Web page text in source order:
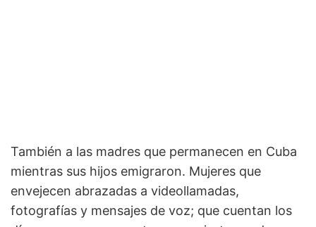
También a las madres que permanecen en Cuba
mientras sus hijos emigraron. Mujeres que
envejecen abrazadas a videollamadas,
fotografías y mensajes de voz; que cuentan los